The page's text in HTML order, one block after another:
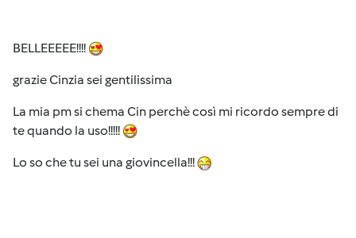
BELLEEEEE!!!!
grazie Cinzia sei gentilissima
La mia pm si chema Cin perchè così mi ricordo sempre di
te quando la uso!!!!!
Lo so che tu sei una giovincella!!!